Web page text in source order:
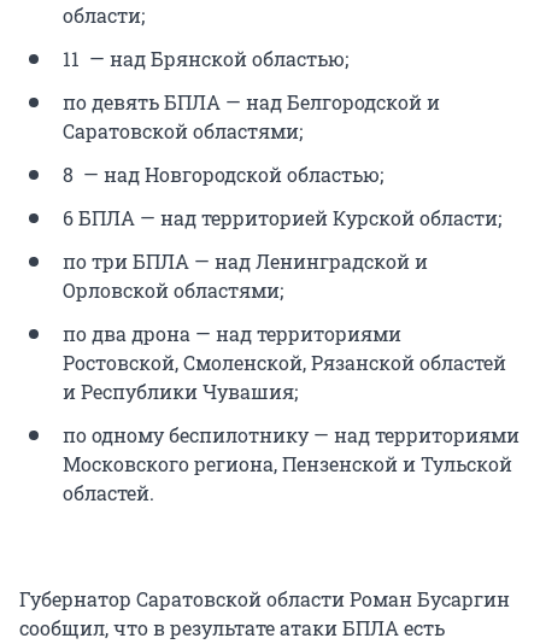
области;
11 — над Брянской областью;
по девять БПЛА — над Белгородской и
Саратовской областями;
8 — над Новгородской областью;
6 БПЛА — над территорией Курской области;
по три БПЛА — над Ленинградской и
Орловской областями;
по два дрона — над территориями
Ростовской, Смоленской, Рязанской областей
и Республики Чувашия;
по одному беспилотнику — над территориями
Московского региона, Пензенской и Тульской
областей.
Губернатор Саратовской области Роман Бусаргин
сообщил, что в результате атаки БПЛА есть